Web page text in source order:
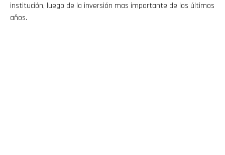
institución, luego de la inversión mas importante de los últimos
años.